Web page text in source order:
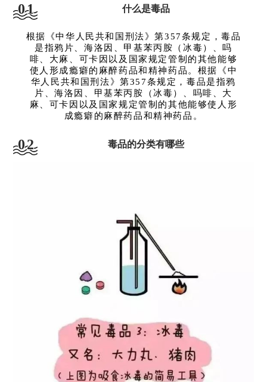
01 什么是毒品
根据《中华人民共和国刑法》第357条规定，毒品
是指鸦片、海洛因、甲基苯丙胺（冰毒）、吗
啡、大麻、可卡因以及国家规定管制的其他能够
使人形成瘾癖的麻醉药品和精神药品。根据《中
华人民共和国刑法》第357条规定，毒品是指鸦
片、海洛因、甲基苯丙胺（冰毒）、吗啡、大
麻、可卡因以及国家规定管制的其他能够使人形
成瘾癖的麻醉药品和精神药品。
02 毒品的分类有哪些